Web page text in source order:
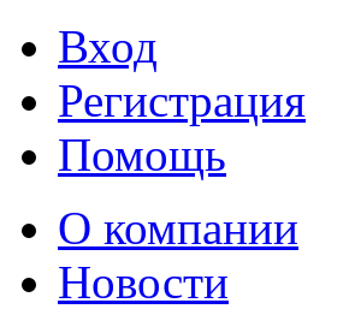
Вход
Регистрация
Помощь
О компании
Новости